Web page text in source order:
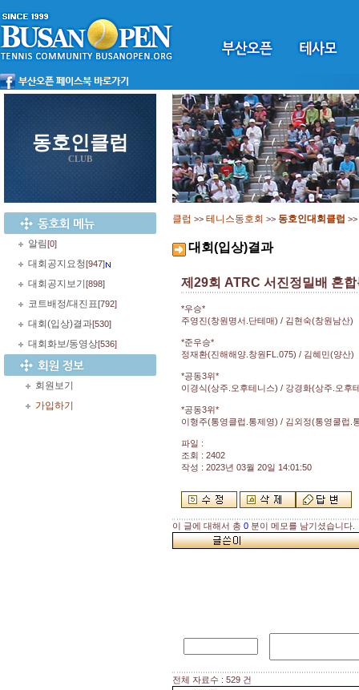
동호인클럽
CLUB
알림[0]
대회공지요청[947]
대회공지보기 [898]
코트배정/대진표[792]
대회(입상)결과[530]
대회화보/동영상[536]
회원보기
가입하기
클럽 >> 테니스동호회 >> 동호인대회클럽 >>
대회(입상)결과
제29회 ATRC 서진정밀배 혼
*우승*
주영진(창원명서.단테매) / 김현숙(창원남산)
*준우승*
정재환(진해해양.창원FL.075) / 김혜민(양산)
*공동3위*
이경식(상주.오후테니스) / 강경화(상주.오후
*공동3위*
이형주(통영클럽.통제영) / 김외정(통영쿨럽.
파일 :
조회 : 2402
작성 : 2023년 03월 20일 14:01:50
이 글에 대해서 총 0 분이 메모를 남기셨습니다.
전체 자료수 : 529 건